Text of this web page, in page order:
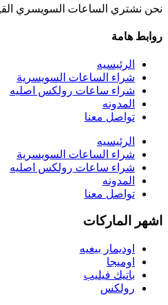
نحن نشتري الساعات السويسري
روابط هامة
الرئيسيه
شراء الساعات السويسرية
شراء ساعات رولكس اصليه
المدونه
تواصل معنا
الرئيسيه
شراء الساعات السويسرية
شراء ساعات رولكس اصليه
المدونه
تواصل معنا
اشهر الماركات
اوديمار بيغيه
اوميجا
باتيك فيليب
رولكس